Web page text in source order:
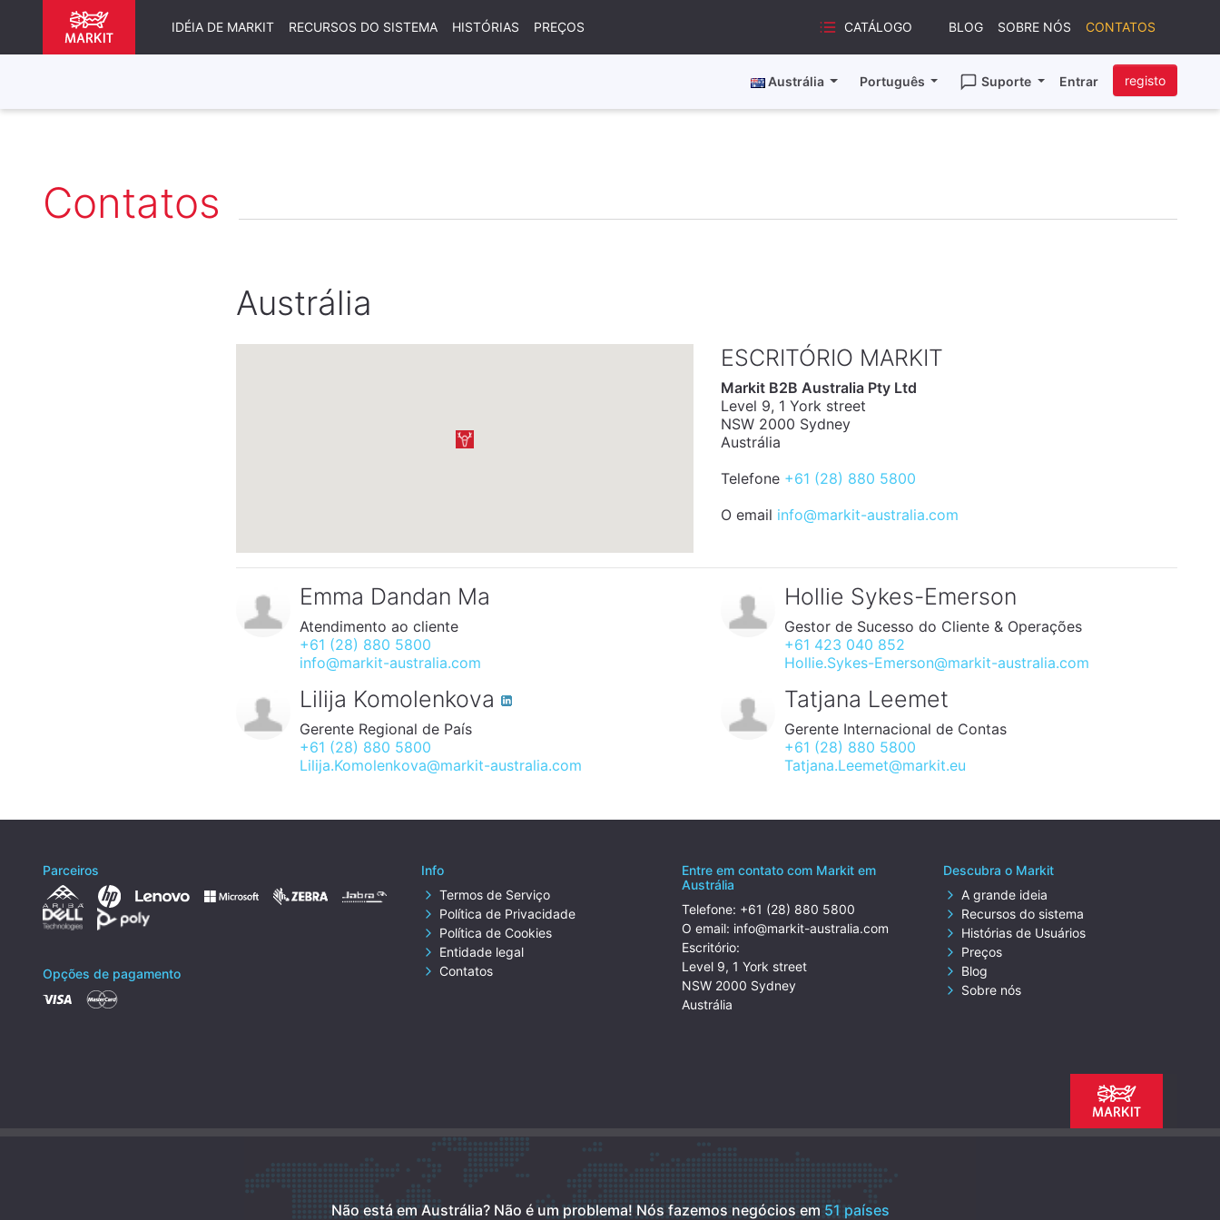
IDÉIA DE MARKIT RECURSOS DO SISTEMA HISTÓRIAS PREÇOS CATÁLOGO BLOG SOBRE NÓS CONTATOS
Austrália Português Suporte Entrar registo
Contatos
Austrália
ESCRITÓRIO MARKIT
Markit B2B Australia Pty Ltd
Level 9, 1 York street
NSW 2000 Sydney
Austrália
Telefone +61 (28) 880 5800
O email info@markit-australia.com
Emma Dandan Ma
Atendimento ao cliente
+61 (28) 880 5800
info@markit-australia.com
Hollie Sykes-Emerson
Gestor de Sucesso do Cliente & Operações
+61 423 040 852
Hollie.Sykes-Emerson@markit-australia.com
Lilija Komolenkova
Gerente Regional de País
+61 (28) 880 5800
Lilija.Komolenkova@markit-australia.com
Tatjana Leemet
Gerente Internacional de Contas
+61 (28) 880 5800
Tatjana.Leemet@markit.eu
Info
Termos de Serviço
Política de Privacidade
Política de Cookies
Entidade legal
Contatos
Entre em contato com Markit em
Austrália
Telefone: +61 (28) 880 5800
O email: info@markit-australia.com
Escritório:
Level 9, 1 York street
NSW 2000 Sydney
Austrália
Descubra o Markit
A grande ideia
Recursos do sistema
Histórias de Usuários
Preços
Blog
Sobre nós
Parceiros
Opções de pagamento
Não está em Austrália? Não é um problema! Nós fazemos negócios em 51 países